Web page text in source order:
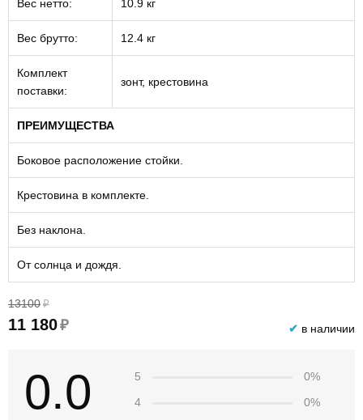
Вес нетто: 10.9 кг
Вес брутто: 12.4 кг
Комплект
поставки:
зонт, крестовина
ПРЕИМУЩЕСТВА
Боковое расположение стойки.
Крестовина в комплекте.
Без наклона.
От солнца и дождя.
13100 ₽
11 180₽ ✔ в наличии
0.0 5
0%
4
0%